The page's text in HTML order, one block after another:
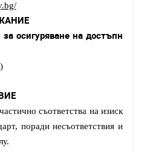
осигуряване на достъпн
съответства на изиск
поради несъответствия и